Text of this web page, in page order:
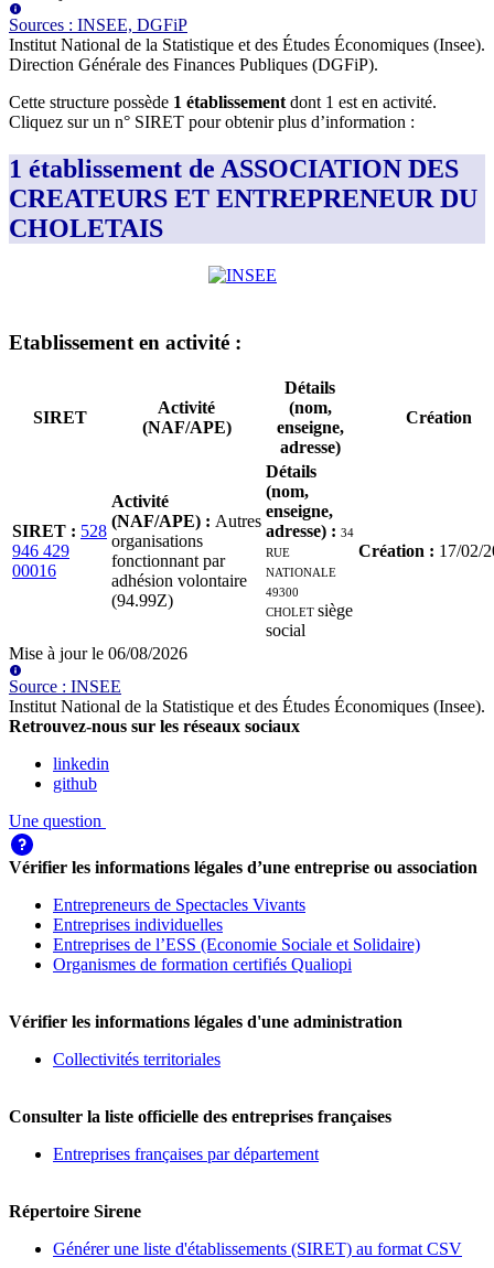
Sources : INSEE, DGFiP
Institut National de la Statistique et des Études Économiques (Insee).
Direction Générale des Finances Publiques (DGFiP).
Cette structure possède 1 établissement dont 1 est en activité.
Cliquez sur un n° SIRET pour obtenir plus d’information :
1 établissement de ASSOCIATION DES
CREATEURS ET ENTREPRENEUR DU
CHOLETAIS
Etablissement en activité :
SIRET
Activité
(NAF/APE)
Détails
(nom,
enseigne,
adresse)
Création
SIRET : 528
946 429
00016
Activité
(NAF/APE) : Autres
organisations
fonctionnant par
adhésion volontaire
(94.99Z)
Détails
(nom,
enseigne,
adresse) : 34
RUE
NATIONALE
49300
CHOLETsiège
social
Création : 17/02/
Mise à jour le 06/08/2026
Source : INSEE
Institut National de la Statistique et des Études Économiques (Insee).
Retrouvez-nous sur les réseaux sociaux
linkedin
github
Une question
Vérifier les informations légales d’une entreprise ou association
Entrepreneurs de Spectacles Vivants
Entreprises individuelles
Entreprises de l’ESS (Economie Sociale et Solidaire)
Organismes de formation certifiés Qualiopi
Vérifier les informations légales d'une administration
Collectivités territoriales
Consulter la liste officielle des entreprises françaises
Entreprises françaises par département
Répertoire Sirene
Générer une liste d'établissements (SIRET) au format CSV